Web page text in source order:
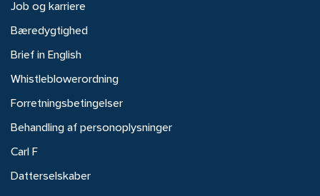
Job og karriere
Bæredygtighed
Brief in English
Whistleblowerordning
Forretningsbetingelser
Behandling af personoplysninger
Carl F
Datterselskaber